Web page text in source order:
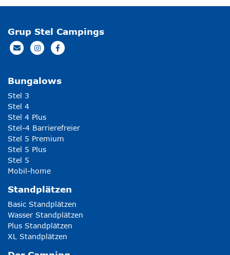
Grup Stel Campings
Bungalows
Stel 3
Stel 4
Stel 4 Plus
Stel-4 Barrierefreier
Stel 5 Premium
Stel 5 Plus
Stel 5
Mobil-home
Standplätzen
Basic Standplätzen
Wasser Standplätzen
Plus Standplätzen
XL Standplätzen